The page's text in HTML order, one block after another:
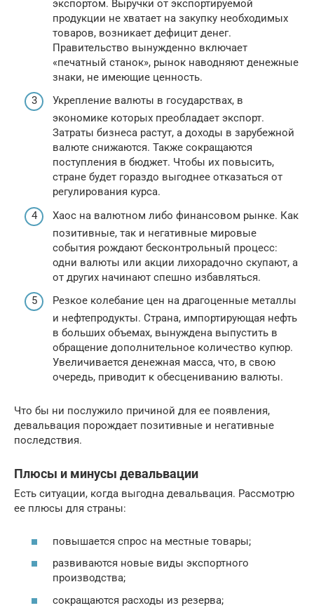
экспортом. Выручки от экспортируемой
продукции не хватает на закупку необходимых
товаров, возникает дефицит денег.
Правительство вынужденно включает
«печатный станок», рынок наводняют денежные
знаки, не имеющие ценность.
Укрепление валюты в государствах, в
экономике которых преобладает экспорт.
Затраты бизнеса растут, а доходы в зарубежной
валюте снижаются. Также сокращаются
поступления в бюджет. Чтобы их повысить,
стране будет гораздо выгоднее отказаться от
регулирования курса.
Хаос на валютном либо финансовом рынке. Как
позитивные, так и негативные мировые
события рождают бесконтрольный процесс:
одни валюты или акции лихорадочно скупают, а
от других начинают спешно избавляться.
Резкое колебание цен на драгоценные металлы
и нефтепродукты. Страна, импортирующая нефть
в больших объемах, вынуждена выпустить в
обращение дополнительное количество купюр.
Увеличивается денежная масса, что, в свою
очередь, приводит к обесцениванию валюты.
Что бы ни послужило причиной для ее появления,
девальвация порождает позитивные и негативные
последствия.
Плюсы и минусы девальвации
Есть ситуации, когда выгодна девальвация. Рассмотрю
ее плюсы для страны:
повышается спрос на местные товары;
развиваются новые виды экспортного
производства;
сокращаются расходы из резерва;